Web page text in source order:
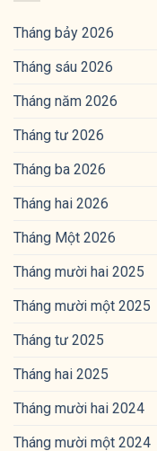
Tháng bảy 2026
Tháng sáu 2026
Tháng năm 2026
Tháng tư 2026
Tháng ba 2026
Tháng hai 2026
Tháng Một 2026
Tháng mười hai 2025
Tháng mười một 2025
Tháng tư 2025
Tháng hai 2025
Tháng mười hai 2024
Tháng mười một 2024